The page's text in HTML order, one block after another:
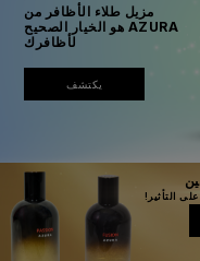
مزيل طلاء الأظافر من
AZURA هو الخيار الصحيح
لأظافرك
يكتشف
التأثير!